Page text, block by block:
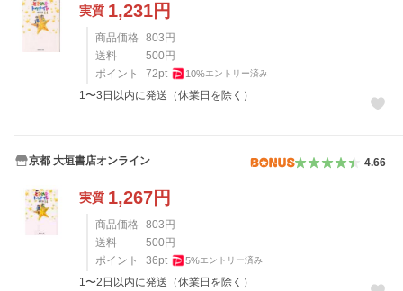
実質 1,231円
商品価格 803 円
送料
500 円
ポイント
72pt 10%エントリー済み
1〜3日以内に発送（休業日を除く）
京都 大垣書店オンライン 4.66
実質 1,267円
商品価格 803 円
送料
500 円
ポイント
36pt 5%エントリー済み
1〜2日以内に発送（休業日を除く）